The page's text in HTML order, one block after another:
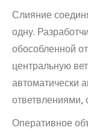
Слияние
одну.
обособленной
центральную
автоматически
ответвлениями,
Оперативное